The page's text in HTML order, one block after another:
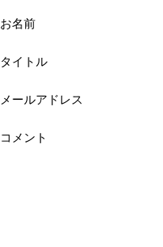
お名前
タイトル
メールアドレス
コメント